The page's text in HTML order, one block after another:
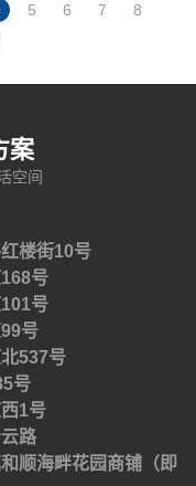
5 6 7
8
案
空间
楼街10号
号
号
号
537号
号
1号
路
顺海畔花园商铺（即